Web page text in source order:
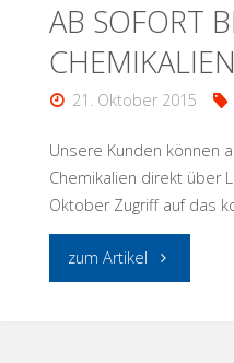
AB SOFORT
21. Oktober 2015
Unsere Kunden können
Chemikalien direkt über
Oktober Zugriff auf das
zum Artikel "AB